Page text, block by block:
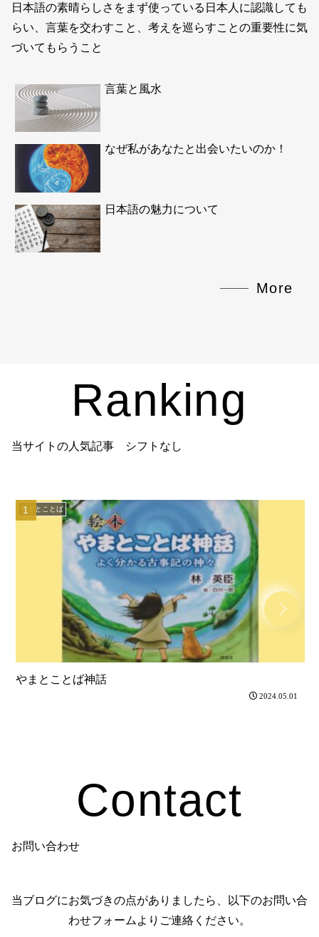
日本語の素晴らしさをまず使っている日本人に認識しても
らい、言葉を交わすこと、考えを巡らすことの重要性に気
づいてもらうこと
言葉と風水
なぜ私があなたと出会いたいのか！
日本語の魅力について
More
Ranking
当サイトの人気記事 シフトなし
やまとことば
やまとことば神話
2024.05.01
Contact
お問い合わせ
当ブログにお気づきの点がありましたら、以下のお問い合
わせフォームよりご連絡ください。